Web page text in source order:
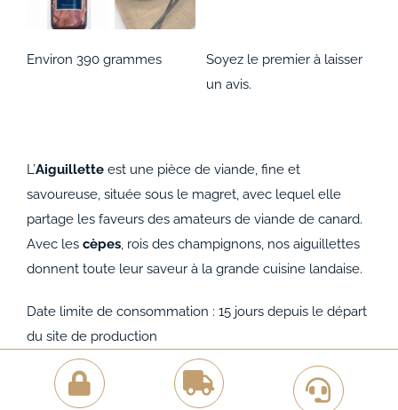
Environ 390 grammes
Soyez le premier à laisser
un avis.
L’Aiguilletteest une pièce de viande, fine et
savoureuse, située sous le magret, avec lequel elle
partage les faveurs des amateurs de viande de canard.
Avec les cèpes, rois des champignons, nos aiguillettes
donnent toute leur saveur à la grande cuisine landaise.
Date limite de consommation : 15 jours depuis le départ
du site de production